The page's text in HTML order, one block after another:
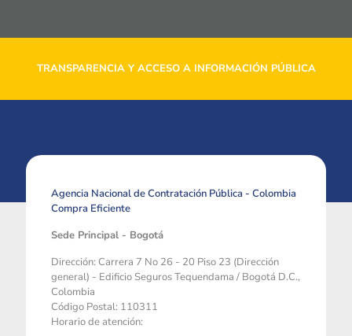
TRANSPARENCIA Y ACCESO A INFORMACIÓN PÚBLICA
Agencia Nacional de Contratación Pública - Colombia
Compra Eficiente
Sede Principal - Bogotá
Dirección: Carrera 7 No 26 - 20 Piso 23 (Dirección
general) - Edificio Seguros Tequendama / Bogotá D.C.,
Colombia
Código Postal: 110311
Horario de atención: